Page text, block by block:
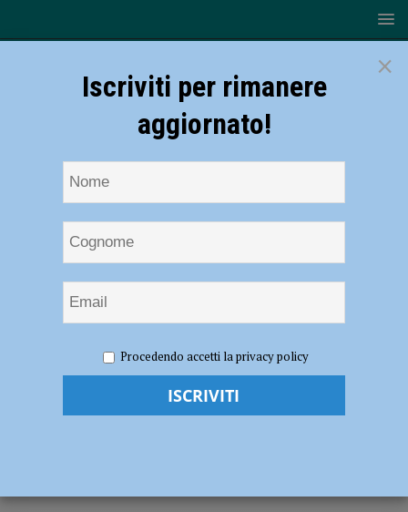
sul lavoro o comune malattia? Il caso di un’infermiera piacentina
risolto grazie a Epaca
Infortunio sul lavoro o comune malattia?
×
Iscriviti per rimanere
aggiornato!
Procedendo accetti la privacy policy